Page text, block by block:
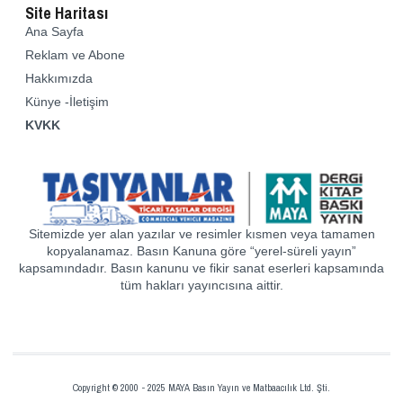
Site Haritası
Ana Sayfa
Reklam ve Abone
Hakkımızda
Künye -İletişim
KVKK
Sitemizde yer alan yazılar ve resimler kısmen veya tamamen
kopyalanamaz. Basın Kanuna göre “yerel-süreli yayın”
kapsamındadır. Basın kanunu ve fikir sanat eserleri kapsamında
tüm hakları yayıncısına aittir.
Copyright © 2000 - 2025 MAYA Basın Yayın ve Matbaacılık Ltd. Şti.